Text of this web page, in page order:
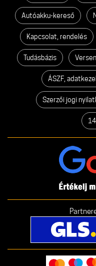
Autóakku-kereső
Kapcsolat, rendelés
Tudásbázis
ÁSZF,
Szerzői jogi